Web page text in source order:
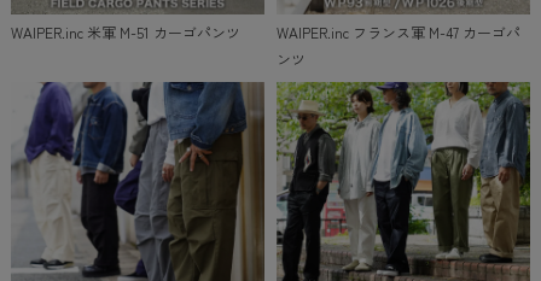
WAIPER.inc 米軍 M-51 カーゴパンツ
WAIPER.inc フランス軍 M-47 カーゴパ
ンツ